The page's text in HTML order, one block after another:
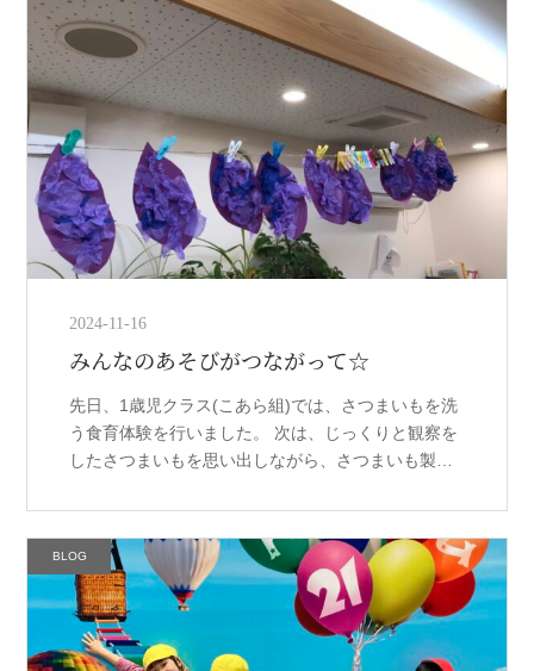
2024-11-16
みんなのあそびがつながって☆
先日、1歳児クラス(こあら組)では、さつまいもを洗
う食育体験を行いました。 次は、じっくりと観察を
したさつまいもを思い出しながら、さつまいも製作
ていきます！ かがやきの森保 […]
BLOG